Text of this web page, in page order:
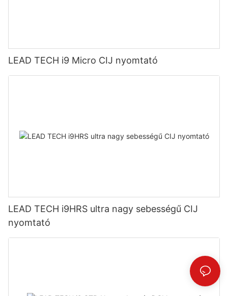
LEAD TECH i9 Micro CIJ nyomtató
LEAD TECH i9HRS ultra nagy sebességű CIJ
nyomtató